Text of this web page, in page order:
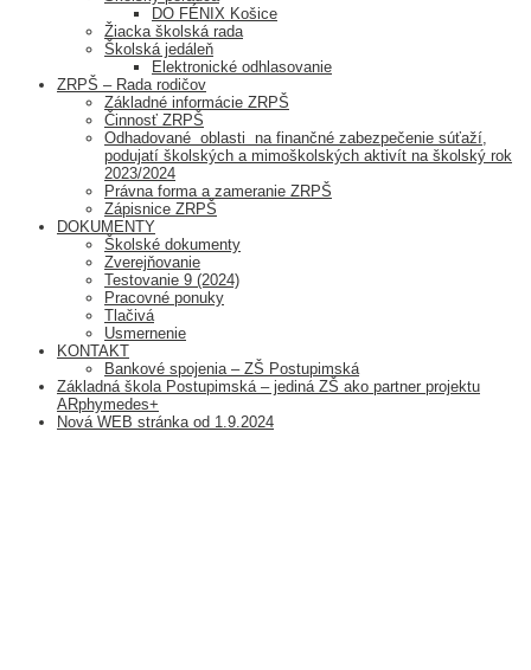
DO FÉNIX Košice
Žiacka školská rada
Školská jedáleň
Elektronické odhlasovanie
ZRPŠ – Rada rodičov
Základné informácie ZRPŠ
Činnosť ZRPŠ
Odhadované oblasti na finančné zabezpečenie súťaží,
podujatí školských a mimoškolských aktivít na školský rok
2023/2024
Právna forma a zameranie ZRPŠ
Zápisnice ZRPŠ
DOKUMENTY
Školské dokumenty
Zverejňovanie
Testovanie 9 (2024)
Pracovné ponuky
Tlačivá
Usmernenie
KONTAKT
Bankové spojenia – ZŠ Postupimská
Základná škola Postupimská – jediná ZŠ ako partner projektu
ARphymedes+
Nová WEB stránka od 1.9.2024